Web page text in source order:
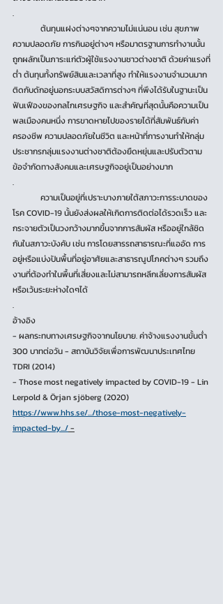
.
ความปลอดภัย การกินอยู่ต่างๆ หรือมาตรฐานการทำงานนั้น
ถูกผลักเป็นภาระแก่ตัวผู้ใช้แรงงานชาวต่างชาติ ด้วยค่าแรงที่
ต่ำ ต้นทุนทั้งทรัพย์สินและเวลาที่สูง ทำให้แรงงานจำนวนมาก
ติดกับดักอยู่นอกระบบสวัสดิการต่างๆ ที่พึงได้รับในฐานะเป็น
ฟันเฟืองของกลไกเศรษฐกิจ และสำคัญที่สุดนั้นคือความเป็น
พลเมืองคนหนึ่ง การขาดหายไปของรายได้ที่สัมพันธ์กับค่า
ครองชีพ ความปลอดภัยในชีวิต และหน้าที่การงานทำให้กลุ่ม
ประชากรกลุ่มแรงงานต่างชาติต้องยืดหยุ่นและปรับตัวตาม
ข้อจำกัดทางสังคมและเศรษฐกิจอยู่เป็นอย่างมาก
.
โรค COVID-19 นั้นยังส่งผลให้เกิดการติดต่อได้รวดเร็ว และ
กระจายตัวเป็นวงกว้างมากขึ้นจากการสัมผัส หรืออยู่ใกล้ชิด
กันในสภาวะบังคับ เช่น การโดยสารรถสาธารณะที่แออัด การ
อยู่หรือแบ่งปันพื้นที่อยู่อาศัยและสาธารณูปโภคต่างๆ รวมถึง
งานที่ต้องทำในพื้นที่เสี่ยงและไม่สามารถหลีกเลี่ยงการสัมผัส
หรือเว้นระยะห่างใดๆได้
.
อ้างอิง
- ผลกระทบทางเศรษฐกิจจากนโยบาย. ค่าจ้างแรงงานขั้นตํ่า
300 บาทต่อวัน - สถาบันวิจัยเพื่อการพัฒนาประเทศไทย
TDRI (2014)
- Those most negatively impacted by COVID-19 - Lin
Lerpold & Örjan sjöberg (2020)
https://www.hhs.se/.../those-most-negatively-
impacted-by.../ -